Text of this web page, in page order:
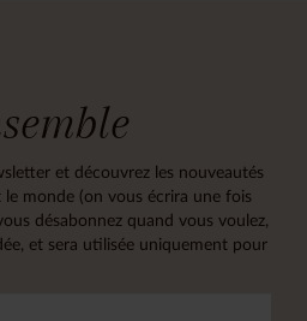
et découvrez les nouveautés
monde (on vous écrira une fois
désabonnez quand vous voulez,
et sera utilisée uniquement pour